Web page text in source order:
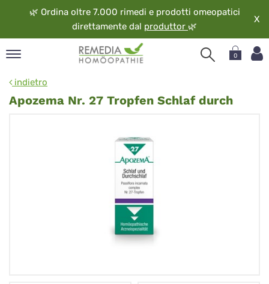
🌿 Ordina oltre 7.000 rimedi e prodotti omeopatici
direttamente dal produttor 🌿
X
0
indietro
Apozema Nr. 27 Tropfen Schlaf durch